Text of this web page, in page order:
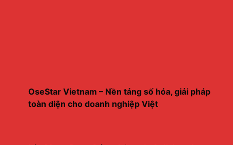
OseStar Vietnam – Nền tảng số hóa, giải pháp
toàn diện cho doanh nghiệp Việt